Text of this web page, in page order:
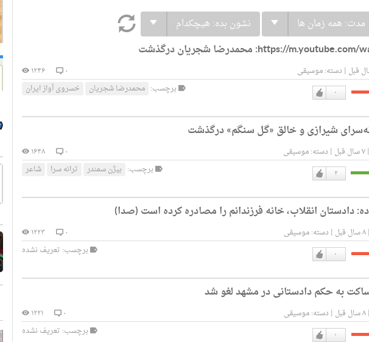
مدت: همه زمان ها نشون بده: هیچکدام
https://m.youtube.com/ محمدرضا شجریان درگذشت
| دسته:موسیقی ۰ ۱۲۴۶
دارم
۰ برچسب: محمدرضا شجریان خسروی آواز ایران
شیرازی و خالق «گل سنگم» درگذشت
|۷ سال قبل | دسته:موسیقی ۰ ۱۶۴۸
دارم
۲ برچسب: بیژن سمندر ترانه سرا شاعر
دادستان انقلاب، خانه فرزندانم را مصادره کرده است (صدا)
|۸ سال قبل | دسته:موسیقی ۰ ۱۲۲۳
دارم
۰ برچسب: تعریف نشده
به حکم دادستانی در مشهد لغو شد
|۸ سال قبل | دسته:موسیقی ۰ ۱۲۲۱
۰ برچسب: تعریف نشده